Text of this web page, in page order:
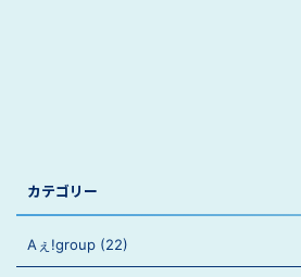
カテゴリー
Aぇ!group (22)